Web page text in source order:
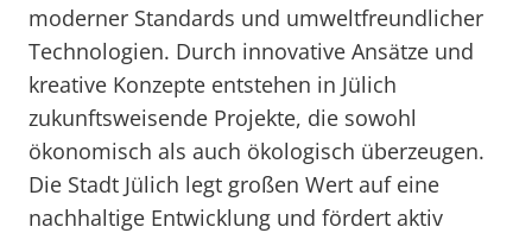
moderner Standards und umweltfreundlicher
Technologien. Durch innovative Ansätze und
kreative Konzepte entstehen in Jülich
zukunftsweisende Projekte, die sowohl
ökonomisch als auch ökologisch überzeugen.
Die Stadt Jülich legt großen Wert auf eine
nachhaltige Entwicklung und fördert aktiv